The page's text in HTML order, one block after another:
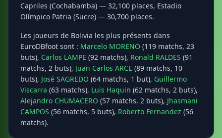
Capriles (Cochabamba) — 32,100 places, Estadio
Olímpico Patria (Sucre) — 30,700 places.
Les joueurs de Bolivia les plus présents dans
EuroDBfoot sont : Marcelo MORENO (119 matchs, 23
buts), Carlos LAMPE (92 matchs), Ronald RALDES (91
matchs, 2 buts), Juan Carlos ARCE (89 matchs, 10
buts), José SAGREDO (64 matchs, 1 but), Guillermo
Viscarra (63 matchs), Luis Haquin (62 matchs, 2 buts),
Alejandro CHUMACERO (57 matchs, 2 buts), Jhasmani
CAMPOS (56 matchs, 5 buts), Roberto Fernandez (56
matchs).